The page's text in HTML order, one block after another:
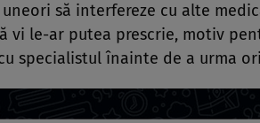
să interfereze cu alte
vi le-ar putea prescrie, motiv
specialistul înainte de a urma